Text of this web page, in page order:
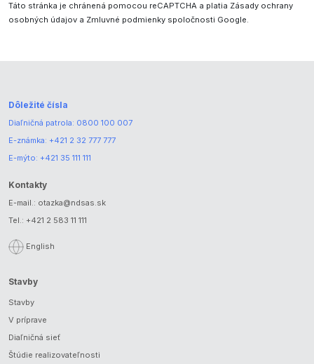
Táto stránka je chránená pomocou reCAPTCHA a platia Zásady ochrany
osobných údajov a Zmluvné podmienky spoločnosti Google.
Dôležité čísla
Diaľničná patrola: 0800 100 007
E-známka: +421 2 32 777 777
E-mýto: +421 35 111 111
Kontakty
E-mail.: otazka@ndsas.sk
Tel.: +421 2 583 11 111
English
Stavby
Stavby
V príprave
Diaľničná sieť
Štúdie realizovateľnosti